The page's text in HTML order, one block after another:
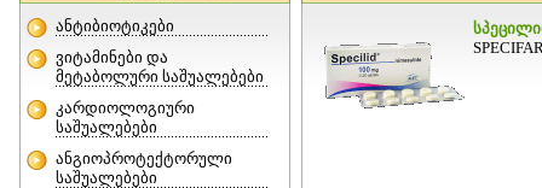
ანტიბიოტიკები
ვიტამინები და
მეტაბოლური საშუალებები
კარდიოლოგიური
საშუალებები
ანგიოპროტექტორული
საშუალებები